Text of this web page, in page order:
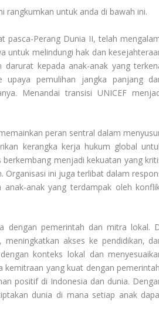
rangkumkan untuk anda di bawah ini.
pasca-Perang Dunia II, telah
untuk melindungi hak dan
kepada anak-anak yang
upaya pemulihan jangka panjang
Menandai transisi UNICEF
peran sentral dalam
kerangka kerja hukum global
berkembang menjadi kekuatan yang
Organisasi ini juga terlibat dalam
anak yang terdampak oleh
dengan pemerintah dan mitra lokal.
akses ke pendidikan,
konteks lokal dan
kemitraan yang kuat dengan
positif di Indonesia dan dunia.
dunia di mana setiap anak